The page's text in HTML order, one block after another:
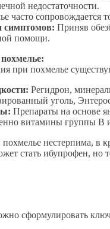
недостаточности.
часто
симптомов: Приняв
помощи.
при похмелье
Регидрон,
уголь,
Препараты на основе
витамины группы B
нестерпима, в
стать ибупрофен, но
сформулировать